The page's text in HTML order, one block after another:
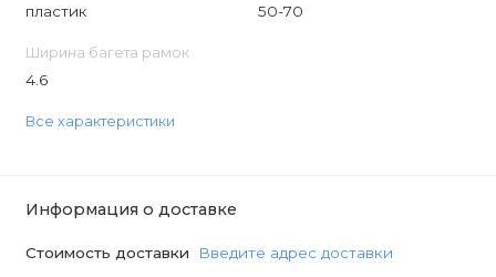
пластик 50-70
Ширина багета рамок
4.6
Все характеристики
Информация о доставке
Стоимость доставки Введите адрес доставки